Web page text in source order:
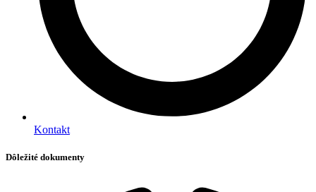
Kontakt
Dôležité dokumenty